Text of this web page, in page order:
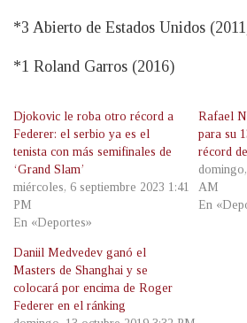
*3 Abierto de Estados Unidos
*1 Roland Garros (2016)
Djokovic le roba otro récord a
Federer: el serbio ya es el
tenista con más semifinales de
‘Grand Slam’
miércoles, 6 septiembre 2023 1:41
PM
En «Deportes»
Rafael
para su
récord
AM
En
Daniil Medvedev ganó el
Masters de Shanghai y se
colocará por encima de Roger
Federer en el ránking